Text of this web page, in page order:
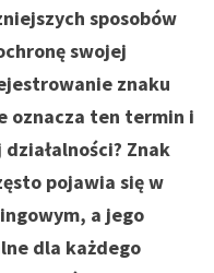
sposobów
swojej
znaku
oznacza ten termin i
Znak
pojawia się w
a jego
dla każdego